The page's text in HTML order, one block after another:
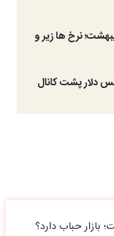
قیمت طلا و سکه دوشنبه 14 اردیبهشت؛ نرخ ها زیر و
اردیبهشت؛ نفس دلار پشت کانال